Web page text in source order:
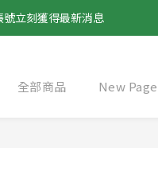
號立刻獲得最新消息
全部商品 New Page